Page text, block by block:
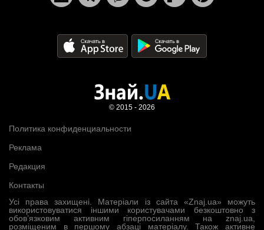
Усі права захищені. Матеріали із сайта «Znaj.ua» можуть
використовуватися іншими користувачами безкоштовно з
обов’язковим активним гіперпосиланням на znaj.ua,
розміщеним в першому абзаці матеріалу. Також активне
Политика конфиденциальности
Реклама
Редакция
Контакты
© 2015 - 2026